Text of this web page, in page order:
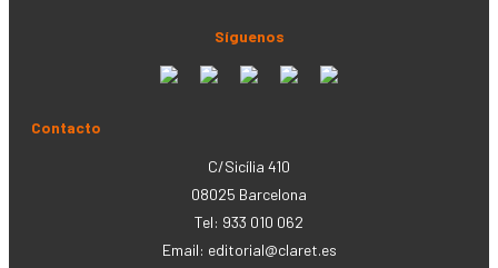
Síguenos
Contacto
C/Sicília 410
08025 Barcelona
Tel: 933 010 062
Email: editorial@claret.es